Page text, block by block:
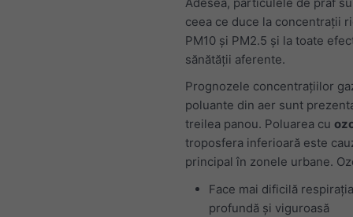
ceea ce duce la concentrații
PM10 și PM2.5 și la toate
sănătății aferente.
Prognozele concentrațiilor
poluante din aer sunt
treilea panou. Poluarea cu
troposfera inferioară este
principal în zonele urbane.
Face mai dificilă respirația
profundă și viguroasă